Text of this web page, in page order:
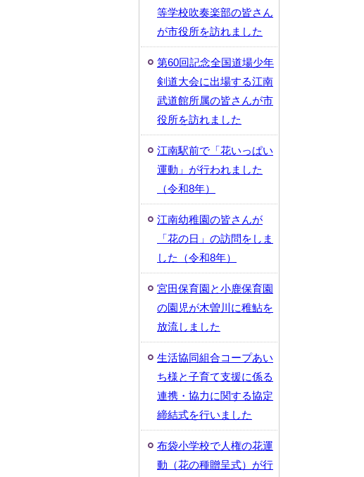
等学校吹奏楽部の皆さん
が市役所を訪れました
第60回記念全国道場少年
剣道大会に出場する江南
武道館所属の皆さんが市
役所を訪れました
江南駅前で「花いっぱい
運動」が行われました
（令和8年）
江南幼稚園の皆さんが
「花の日」の訪問をしま
した（令和8年）
宮田保育園と小鹿保育園
の園児が木曽川に稚鮎を
放流しました
生活協同組合コープあい
ち様と子育て支援に係る
連携・協力に関する協定
締結式を行いました
布袋小学校で人権の花運
動（花の種贈呈式）が行